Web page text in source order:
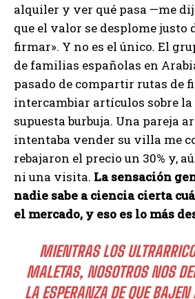
alquiler y ver qué pasa —me
que el valor se desplome justo
firmar». Y no es el único. El
de familias españolas en
pasado de compartir rutas de
intercambiar artículos sobre
supuesta burbuja. Una pareja
intentaba vender su villa me
rebajaron el precio un 30% y,
ni una visita. La sensación
nadie sabe a ciencia cierta
el mercado, y eso es lo más
MIENTRAS LOS
MALETAS, NOSOTROS NOS
LA ESPERANZA DE QUE BAJEN